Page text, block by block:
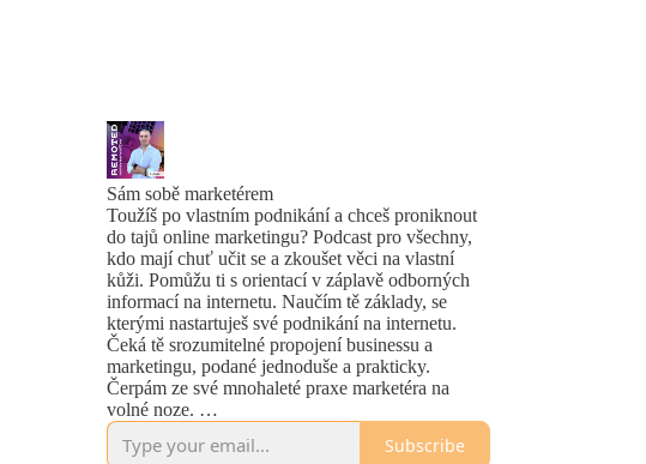
Sám sobě marketérem
Toužíš po vlastním podnikání a chceš proniknout
do tajů online marketingu? Podcast pro všechny,
kdo mají chuť učit se a zkoušet věci na vlastní
kůži. Pomůžu ti s orientací v záplavě odborných
informací na internetu. Naučím tě základy, se
kterými nastartuješ své podnikání na internetu.
Čeká tě srozumitelné propojení businessu a
marketingu, podané jednoduše a prakticky.
Čerpám ze své mnohaleté praxe marketéra na
volné noze.
Pro více tipů se přihlas k odběru newsletteru na
www.samsobemarketerem.cz
Subscribe